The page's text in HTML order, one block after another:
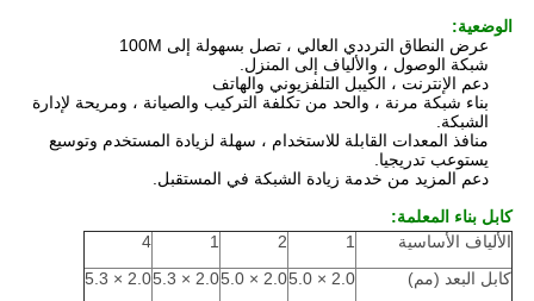
الوضعية:
عرض النطاق الترددي العالي ، تصل بسهولة إلى 100M
شبكة الوصول ، والألياف إلى المنزل.
دعم الإنترنت ، الكيبل التلفزيوني والهاتف
بناء شبكة مرنة ، والحد من تكلفة التركيب والصيانة ، ومريحة لإدارة
الشبكة.
منافذ المعدات القابلة للاستخدام ، سهلة لزيادة المستخدم وتوسيع
يستوعب تدريجيا.
دعم المزيد من خدمة زيادة الشبكة في المستقبل.
كابل بناء المعلمة:
الألياف الأساسية
1
2
1
4
كابل البعد (مم)
2.0 × 5.0
2.0 × 5.0
2.0 × 5.3
2.0 × 5.3